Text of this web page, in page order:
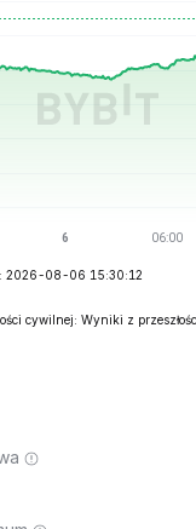
2026-08-06 15:30:12
cywilnej: Wyniki z